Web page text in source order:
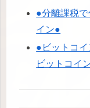
●分離課税
イン●
●ビットコ
ビットコイ